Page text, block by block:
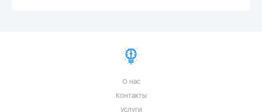
О нас
Контакты
Услуги